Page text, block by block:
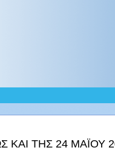
ΚΑΙ ΤΗΣ 24 ΜΑΪΟΥ